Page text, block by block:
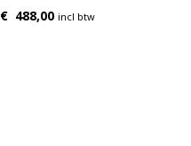
€ 488,00 incl btw